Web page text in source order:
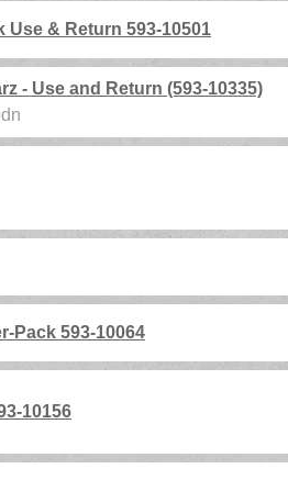
Use & Return 593-10501
- Use and Return (593-10335)
Pack 593-10064
10156